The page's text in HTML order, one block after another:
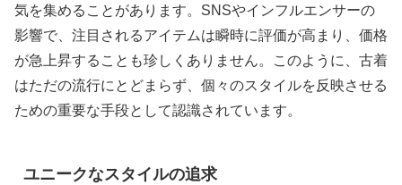
気を集めることがあります。SNSやインフルエンサーの
影響で、注目されるアイテムは瞬時に評価が高まり、価格
が急上昇することも珍しくありません。このように、古着
はただの流行にとどまらず、個々のスタイルを反映させる
ための重要な手段として認識されています。
ユニークなスタイルの追求